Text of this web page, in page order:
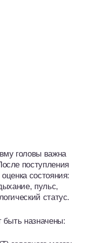
головы важна
поступления
состояния:
пульс,
статус.
быть назначены: